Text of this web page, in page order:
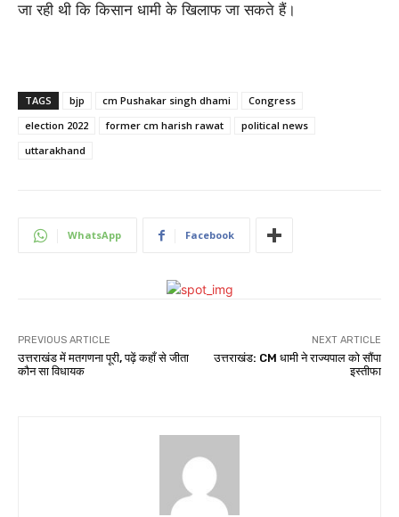
जा रही थी कि किसान धामी के खिलाफ जा सकते हैं।
TAGS bjp cm Pushakar singh dhami
Congress
election 2022
former cm harish rawat
political news
uttarakhand
WhatsApp Facebook
PREVIOUS ARTICLE
उत्तराखंड में मतगणना पूरी, पढ़ें कहाँ से जीता
कौन सा विधायक
NEXT ARTICLE
उत्तराखंड: CM धामी ने राज्यपाल को सौंपा
इस्तीफा